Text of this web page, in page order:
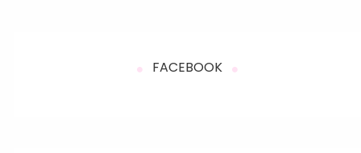
FACEBOOK